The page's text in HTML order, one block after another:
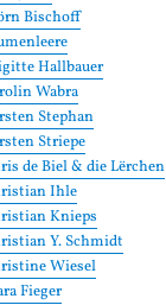
Bischoff
Hallbauer
Wabra
Stephan
Striepe
de Biel & die Lërchen
Ihle
Knieps
Y. Schmidt
Wiesel
Fieger